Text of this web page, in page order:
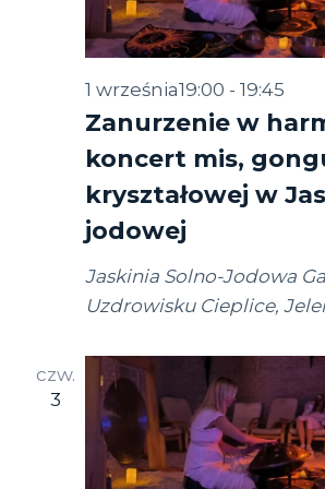
Zanurzenie w
koncert mis,
kryształowej w
jodowej
1 września19:00 - 19:45
Jaskinia Solno-Jodowa
Uzdrowisku Cieplice,
czw.
3